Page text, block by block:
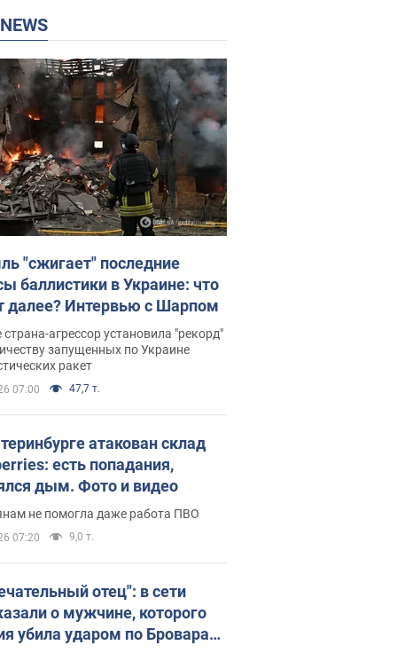
NEWS
"сжигает" последние
баллистики в Украине: что
далее? Интервью с Шарпом
агрессор установила "рекорд"
запущенных по Украине
ракет
07:00 47,7 т.
атакован склад
есть попадания,
дым. Фото и видео
не помогла даже работа ПВО
07:20 9,0 т.
отец": в сети
о мужчине, которого
убила ударом по Броварам.